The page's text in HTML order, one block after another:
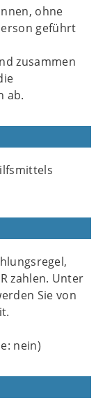
ohne
geführt
zusammen
ab.
zahlen. Unter
Sie von
nein)